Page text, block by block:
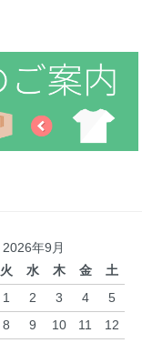
2026年9月
火 水 木 金
土
1
2 3 4
5
8 9 10 11
12